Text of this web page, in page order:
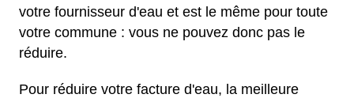
votre fournisseur d'eau et est le même pour toute
votre commune : vous ne pouvez donc pas le
réduire.
Pour réduire votre facture d'eau, la meilleure